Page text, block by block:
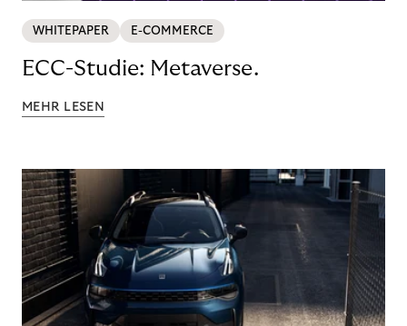
WHITEPAPER E-COMMERCE
ECC-Studie: Metaverse.
MEHR LESEN